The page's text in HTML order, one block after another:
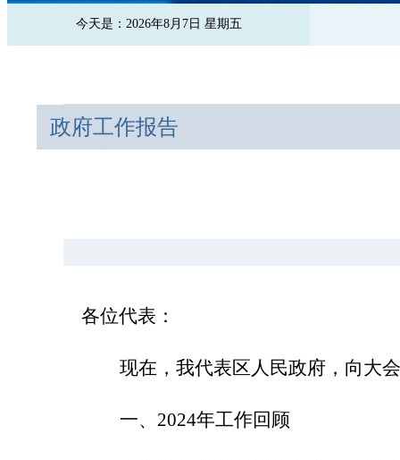
今天是：2026年8月7日 星期五
政府工作报告
各位代表：
现在，我代表区人民政府，向大
一、 2024年工作回顾